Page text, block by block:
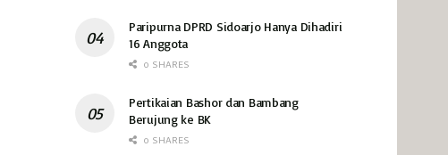
Paripurna DPRD Sidoarjo Hanya Dihadiri
16 Anggota
0 SHARES
Pertikaian Bashor dan Bambang
Berujung ke BK
0 SHARES